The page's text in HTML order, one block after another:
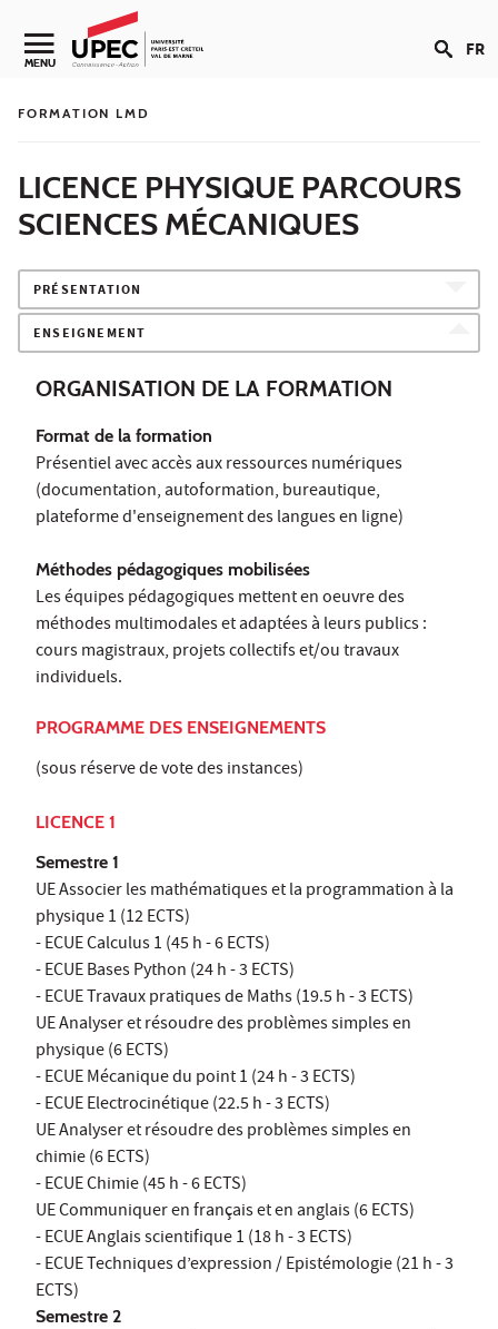
Aller au contenu
Navigation secondaire
MENU FR
FORMATION LMD
LICENCE PHYSIQUE PARCOURS
SCIENCES MÉCANIQUES
PRÉSENTATION
ENSEIGNEMENT
ORGANISATION DE LA FORMATION
Format de la formation
Présentiel avec accès aux ressources numériques
(documentation, autoformation, bureautique,
plateforme d'enseignement des langues en ligne)
Méthodes pédagogiques mobilisées
Les équipes pédagogiques mettent en oeuvre des
méthodes multimodales et adaptées à leurs publics :
cours magistraux, projets collectifs et/ou travaux
individuels.
PROGRAMME DES ENSEIGNEMENTS
(sous réserve de vote des instances)
LICENCE 1
Semestre 1
UE Associer les mathématiques et la programmation à la
physique 1 (12 ECTS)
- ECUE Calculus 1 (45 h - 6 ECTS)
- ECUE Bases Python (24 h - 3 ECTS)
- ECUE Travaux pratiques de Maths (19.5 h - 3 ECTS)
UE Analyser et résoudre des problèmes simples en
physique (6 ECTS)
- ECUE Mécanique du point 1 (24 h - 3 ECTS)
- ECUE Electrocinétique (22.5 h - 3 ECTS)
UE Analyser et résoudre des problèmes simples en
chimie (6 ECTS)
- ECUE Chimie (45 h - 6 ECTS)
UE Communiquer en français et en anglais (6 ECTS)
- ECUE Anglais scientifique 1 (18 h - 3 ECTS)
- ECUE Techniques d’expression / Epistémologie (21 h - 3
ECTS)
Semestre 2